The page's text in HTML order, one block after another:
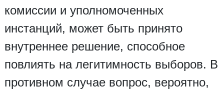
комиссии и уполномоченных
инстанций, может быть принято
внутреннее решение, способное
повлиять на легитимность выборов. В
противном случае вопрос, вероятно,